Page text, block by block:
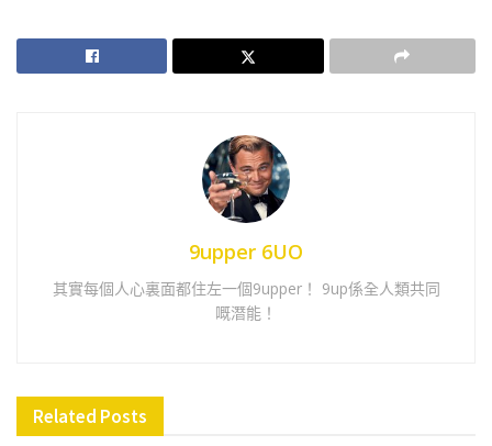
9upper 6UO
其實每個人心裏面都住左一個9upper！ 9up係全人類共同
嘅潛能！
Related Posts
商業